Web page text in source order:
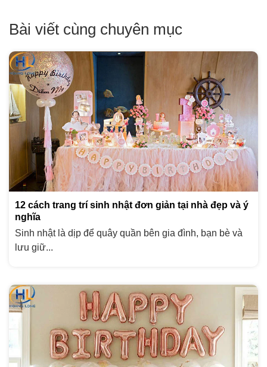
Bài viết cùng chuyên mục
12 cách trang trí sinh nhật đơn giản tại nhà đẹp và ý
nghĩa
Sinh nhật là dịp để quây quần bên gia đình, bạn bè và
lưu giữ...